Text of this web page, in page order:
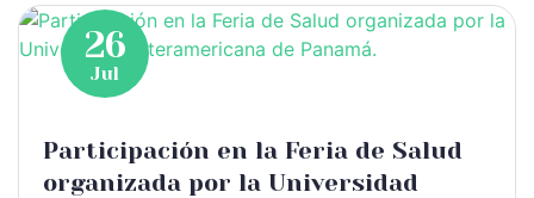
26
Jul
Participación en la Feria de Salud
organizada por la Universidad